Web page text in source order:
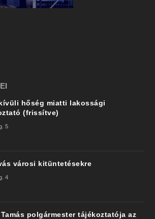
hőség miatti lakossági
(frissítve)
5
városi kitüntetésekre
4
polgármester tájékoztatója az